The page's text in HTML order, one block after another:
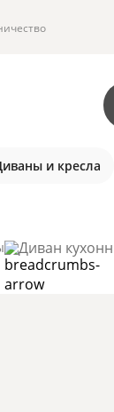
и кресла
Диван